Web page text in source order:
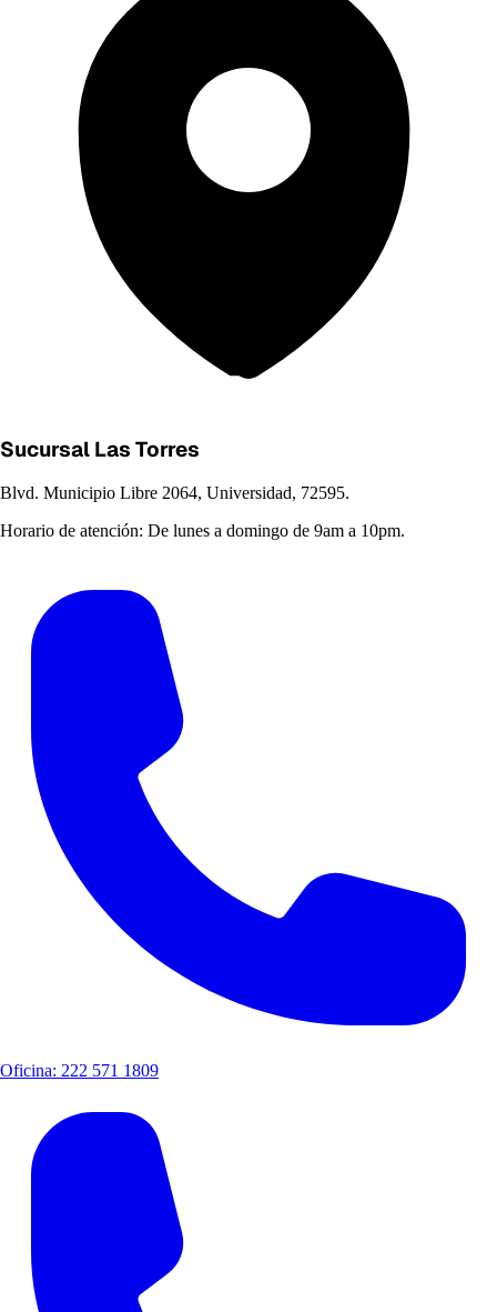
Sucursal Las Torres
Blvd. Municipio Libre 2064, Universidad, 72595.
Horario de atención: De lunes a domingo de 9am a 10pm.
Oficina: 222 571 1809